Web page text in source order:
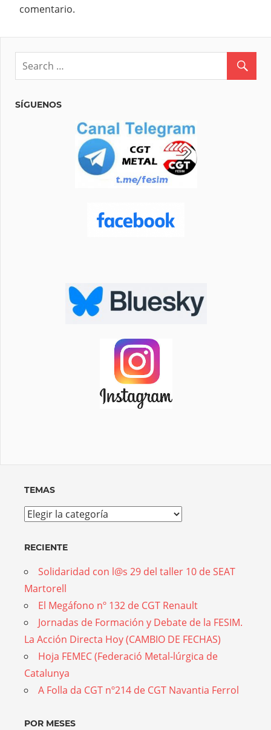
comentario.
SÍGUENOS
TEMAS
Temas
RECIENTE
Solidaridad con l@s 29 del taller 10 de SEAT
Martorell
El Megáfono nº 132 de CGT Renault
Jornadas de Formación y Debate de la FESIM.
La Acción Directa Hoy (CAMBIO DE FECHAS)
Hoja FEMEC (Federació Metal-lúrgica de
Catalunya
A Folla da CGT nº214 de CGT Navantia Ferrol
POR MESES